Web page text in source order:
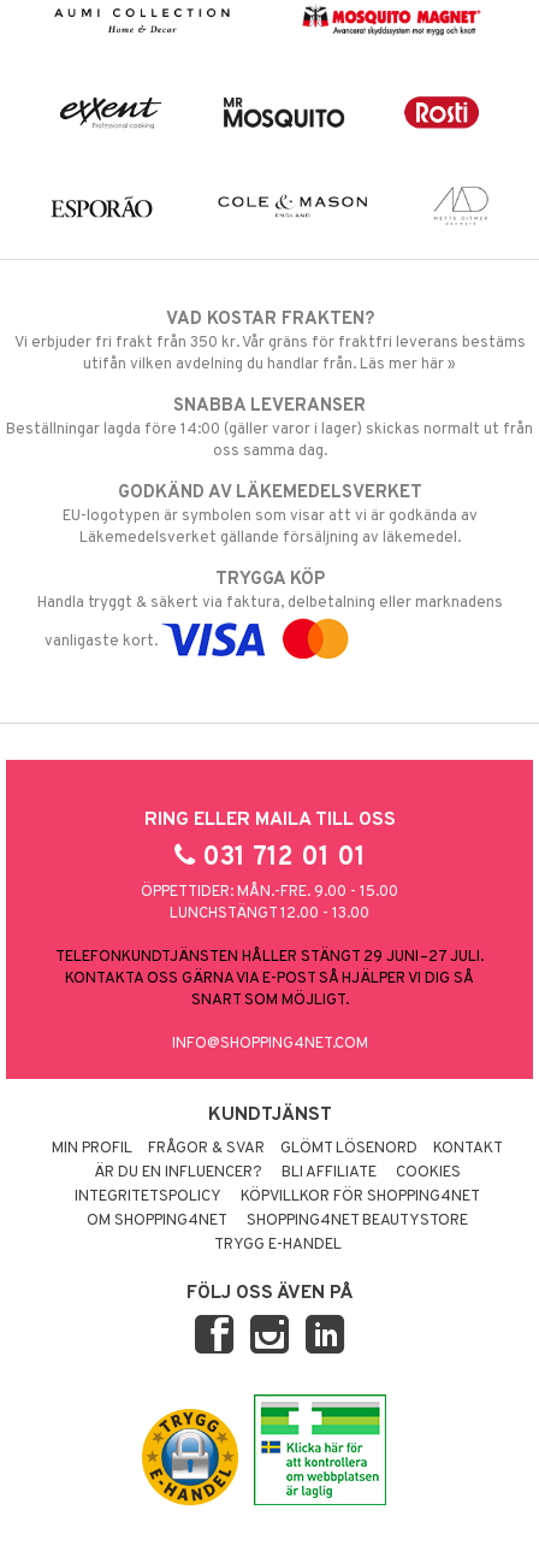
VAD KOSTAR FRAKTEN?
Vi erbjuder fri frakt från 350 kr. Vår gräns för fraktfri leverans bestäms
utifån vilken avdelning du handlar från. Läs mer här »
SNABBA LEVERANSER
Beställningar lagda före 14:00 (gäller varor i lager) skickas normalt ut från
oss samma dag.
GODKÄND AV LÄKEMEDELSVERKET
EU-logotypen är symbolen som visar att vi är godkända av
Läkemedelsverket gällande försäljning av läkemedel.
TRYGGA KÖP
Handla tryggt & säkert via faktura, delbetalning eller marknadens
vanligaste kort.
RING ELLER MAILA TILL OSS
031 712 01 01
ÖPPETTIDER: MÅN.-FRE. 9.00 - 15.00
LUNCHSTÄNGT 12.00 - 13.00
TELEFONKUNDTJÄNSTEN HÅLLER STÄNGT 29 JUNI–27 JULI.
KONTAKTA OSS GÄRNA VIA E-POST SÅ HJÄLPER VI DIG SÅ
SNART SOM MÖJLIGT.
INFO@SHOPPING4NET.COM
KUNDTJÄNST
MIN PROFIL FRÅGOR & SVAR GLÖMT LÖSENORD
KONTAKT
ÄR DU EN INFLUENCER?
BLI AFFILIATE
COOKIES
INTEGRITETSPOLICY
KÖPVILLKOR FÖR SHOPPING4NET
OM SHOPPING4NET
SHOPPING4NET BEAUTYSTORE
TRYGG E-HANDEL
FÖLJ OSS ÄVEN PÅ